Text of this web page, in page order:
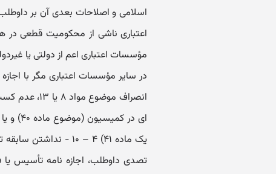
انصراف
ای در
یک ماده ۴۱) ۴ – ۱۰ -
تصدی داوطلب، اجازه نامه تأسیس یا